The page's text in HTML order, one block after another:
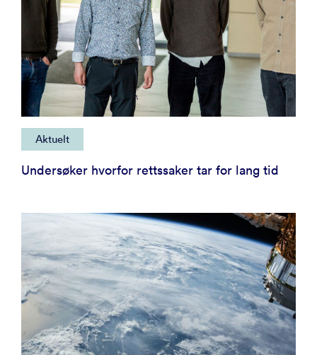
Aktuelt
Undersøker hvorfor rettssaker tar for lang tid